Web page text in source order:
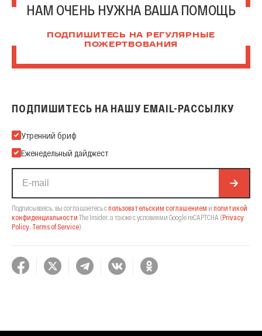
НАМ ОЧЕНЬ НУЖНА ВАША ПОМОЩЬ
ПОДПИШИТЕСЬ НА РЕГУЛЯРНЫЕ
ПОЖЕРТВОВАНИЯ
ПОДПИШИТЕСЬ НА НАШУ EMAIL-РАССЫЛКУ
Подпишитесь на нашу Email-рассылку
Утренний бриф
Еженедельный дайджест
Подписываясь, вы соглашаетесь спользовательским соглашением и политикой
конфиденциальности The Insider, а также с условиями Google reCAPTCHA (Privacy
Policy, Terms of Service).